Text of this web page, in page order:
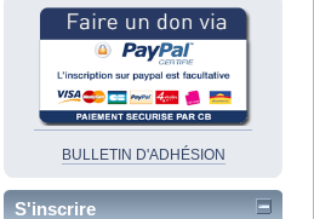
BULLETIN D'ADHÉSION
S'inscrire